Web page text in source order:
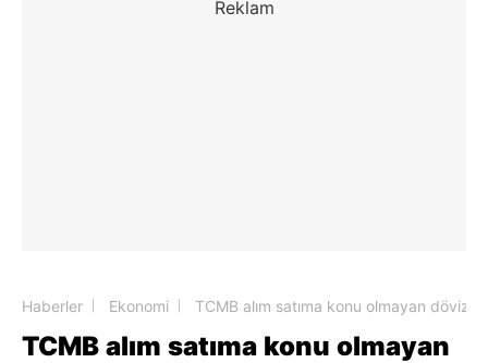
Haberler Ekonomi TCMB alım satıma konu olmayan döviz
TCMB alım satıma konu olmayan